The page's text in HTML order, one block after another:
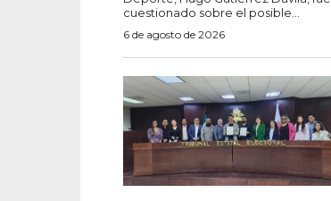
cuestionado sobre el posible...
6 de agosto de 2026